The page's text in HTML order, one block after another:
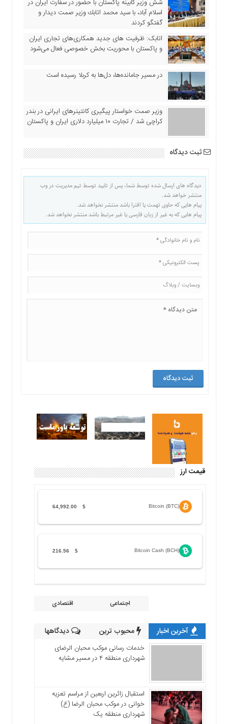
شش وزیر کابینه پاکستان با حضور در سفارت ایران در
اسلام آباد، با سيد محمد اتابك وزير صمت ديدار و
گفتگو كردند
اتابک: ظرفیت های جدید همکاری‌های تجاری ایران
و پاکستان با محوریت بخش خصوصی فعال می‌شود
در مسیر جا‌مانده‌ها، دل‌ها به کربلا رسیده است
وزیر صمت خواستار پیگیری کانتینرهای ایرانی در بندر
کراچی شد / تجارت ۱۰ میلیارد دلاری ایران و پاکستان
ثبت دیدگاه
دیدگاه های ارسال شده توسط شما، پس از تایید توسط تیم مدیریت در وب
منتشر خواهد شد.
پیام هایی که حاوی تهمت یا افترا باشد منتشر نخواهد شد.
پیام هایی که به غیر از زبان فارسی یا غیر مرتبط باشد منتشر نخواهد شد.
قیمت ارز
Bitcoin (BTC)
$
64,992.00
Bitcoin Cash (BCH)
$
216.56
اجتماعی اقتصادی
آخرین اخبار محبوب ترین دیدگاهها
خدمات رسانی موکب محبان الرضای
شهرداری منطقه ۴ در مسیر مشایه
استقبال زائرین اربعین از مراسم تعزیه
خوانی در موکب محبان الرضا (ع)
شهرداری منطقه یک